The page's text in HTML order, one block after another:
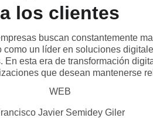
a los clientes
buscan constantemente
un líder en soluciones
esta era de transformación
que desean mantenerse
WEB
Javier Semidey Giler